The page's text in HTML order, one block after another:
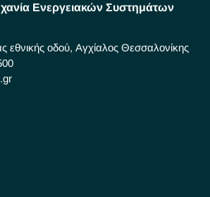
Ενεργειακών Συστημάτων
εθνικής οδού, Αγχίαλος Θεσσαλονίκης